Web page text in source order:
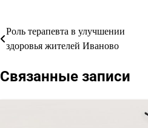
Навигация
по
записям
Роль терапевта в улучшении
здоровья жителей Иваново
Связанные записи